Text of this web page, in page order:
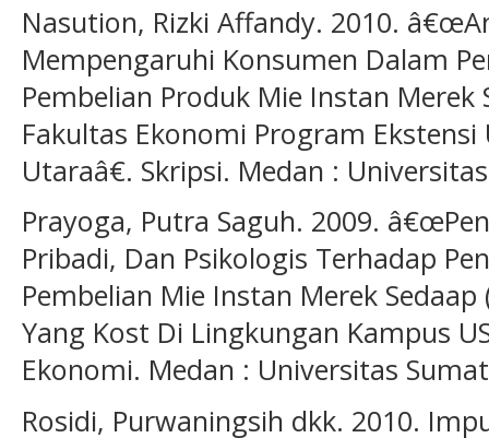
Nasution, Rizki Affandy. 2010.
Mempengaruhi Konsumen Dalam
Pembelian Produk Mie Instan Merek
Fakultas Ekonomi Program
Utaraâ€. Skripsi. Medan :
Prayoga, Putra Saguh. 2009.
Pribadi, Dan Psikologis Terhadap
Pembelian Mie Instan Merek
Yang Kost Di Lingkungan Kampus
Ekonomi. Medan : Universitas
Rosidi, Purwaningsih dkk. 2010.